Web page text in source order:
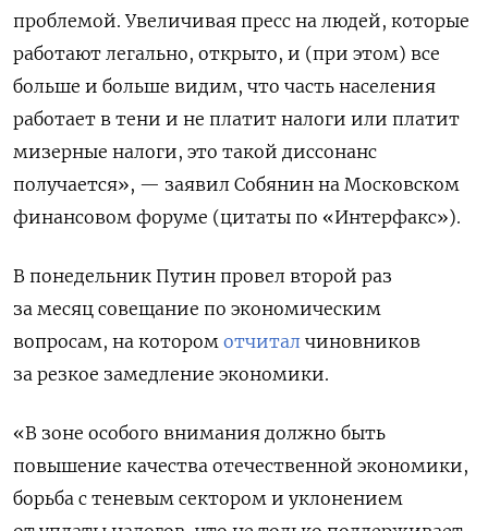
проблемой. Увеличивая пресс на людей, которые
работают легально, открыто, и (при этом) все
больше и больше видим, что часть населения
работает в тени и не платит налоги или платит
мизерные налоги, это такой диссонанс
получается», — заявил Собянин на Московском
финансовом форуме (цитаты по «Интерфакс»).
В понедельник Путин провел второй раз
за месяц совещание по экономическим
вопросам, на котором отчитал чиновников
за резкое замедление экономики.
«В зоне особого внимания должно быть
повышение качества отечественной экономики,
борьба с теневым сектором и уклонением